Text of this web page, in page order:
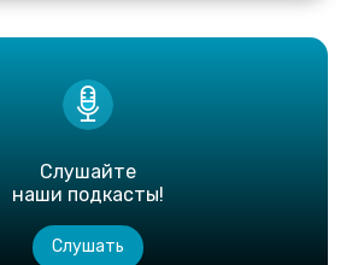
Слушайте
наши подкасты!
Слушать